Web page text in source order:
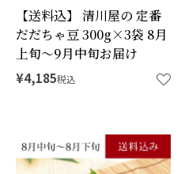
【送料込】 清川屋の 定番
だだちゃ豆 300g×3袋 8月
上旬～9月中旬お届け
¥4,185税込